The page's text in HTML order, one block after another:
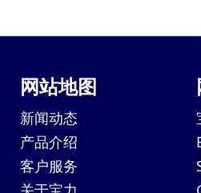
网站地图
新闻动态
产品介绍
客户服务